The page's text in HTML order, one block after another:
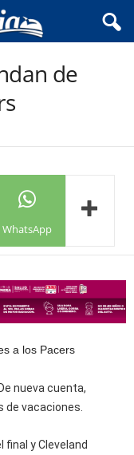
de
WhatsApp
nueva cuenta,
de vacaciones.
y Cleveland